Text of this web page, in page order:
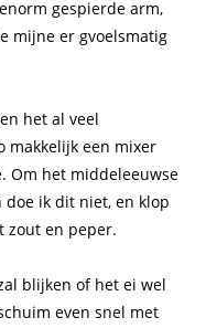
gespierde arm,
mijne er gvoelsmatig
het al veel
makkelijk een mixer
Om het middeleeuwse
doe ik dit niet, en klop
zout en peper.
blijken of het ei wel
even snel met